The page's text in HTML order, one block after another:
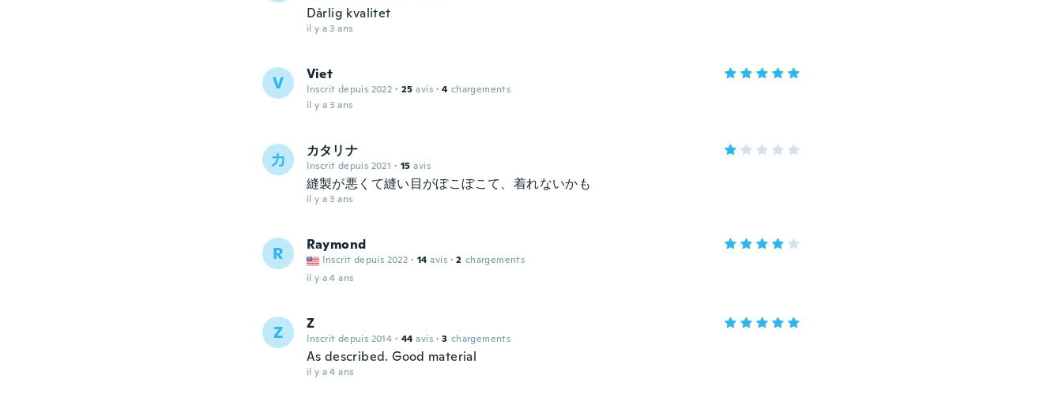
Dårlig kvalitet
il y a 3 ans
V Viet
Inscrit depuis 2022 · 25 avis · 4 chargements
il y a 3 ans
カ カタリナ
Inscrit depuis 2021 · 15 avis
縫製が悪くて縫い目がぼこぼこて、着れないかも
il y a 3 ans
R Raymond
Inscrit depuis 2022 · 14 avis · 2 chargements
il y a 4 ans
Z Z
Inscrit depuis 2014 · 44 avis · 3 chargements
As described. Good material
il y a 4 ans